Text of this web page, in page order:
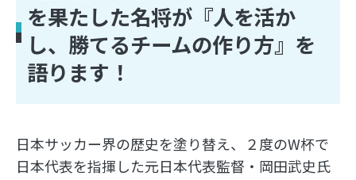
を果たした名将が『人を活か
し、勝てるチームの作り方』を
語ります！
日本サッカー界の歴史を塗り替え、２度のW杯で
日本代表を指揮した元日本代表監督・岡田武史氏